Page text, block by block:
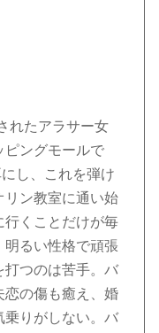
れたアラサー女
ピングモールで
し、これを弾け
リン教室に通い始
行くことだけが毎
明るい性格で頑張
打つのは苦手。バ
恋の傷も癒え、婚
乗りがしない。バ